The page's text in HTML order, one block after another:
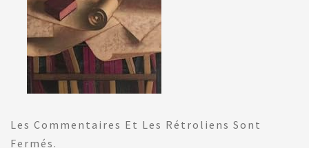
Les Commentaires Et Les Rétroliens Sont
Fermés.